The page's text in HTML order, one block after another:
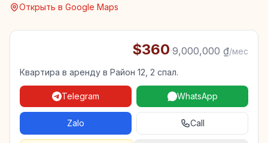
Открыть в Google Maps
$360·9,000,000 ₫/мес
Квартира в аренду в Район 12, 2 спал.
Telegram WhatsApp
Zalo Call